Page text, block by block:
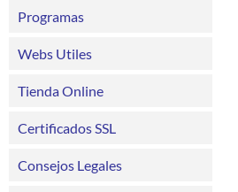
Programas
Webs Utiles
Tienda Online
Certificados SSL
Consejos Legales